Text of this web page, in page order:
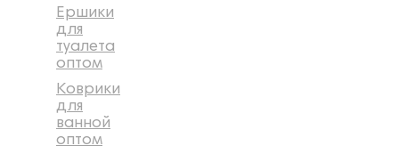
Ершики
для
туалета
оптом
Коврики
для
ванной
оптом